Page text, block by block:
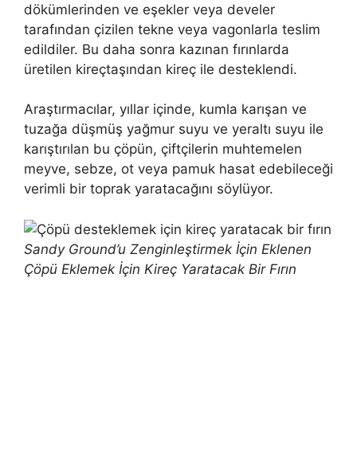
dökümlerinden ve eşekler veya develer
tarafından çizilen tekne veya vagonlarla teslim
edildiler. Bu daha sonra kazınan fırınlarda
üretilen kireçtaşından kireç ile desteklendi.
Araştırmacılar, yıllar içinde, kumla karışan ve
tuzağa düşmüş yağmur suyu ve yeraltı suyu ile
karıştırılan bu çöpün, çiftçilerin muhtemelen
meyve, sebze, ot veya pamuk hasat edebileceği
verimli bir toprak yaratacağını söylüyor.
Sandy Ground’u Zenginleştirmek İçin Eklenen
Çöpü Eklemek İçin Kireç Yaratacak Bir Fırın